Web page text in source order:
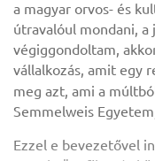
a magyar orvos- és
útravalóul mondani,
végiggondoltam,
vállalkozás, amit egy
meg azt, ami a
Semmelweis
Ezzel e bevezetővel